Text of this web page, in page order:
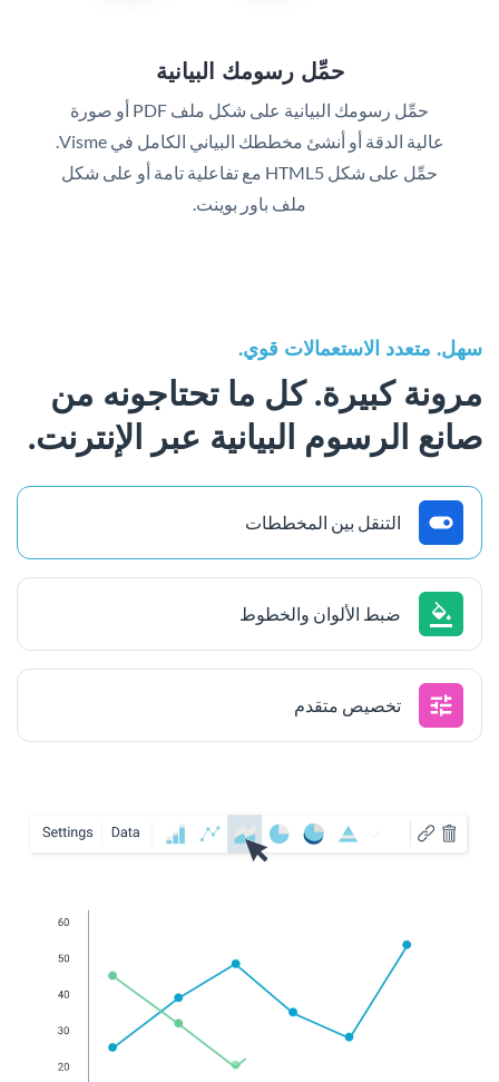
حمِّل رسومك البيانية
حمِّل رسومك البيانية على شكل ملف PDF أو صورة
حمِّل على شكل HTML5 مع تفاعلية تامة أو على شكل
ملف باور بوينت.
سهل. متعدد الاستعمالات قوي.
مرونة كبيرة. كل ما تحتاجونه من
صانع الرسوم البيانية عبر الإنترنت.
التنقل بين المخططات
ضبط الألوان والخطوط
تخصيص متقدم